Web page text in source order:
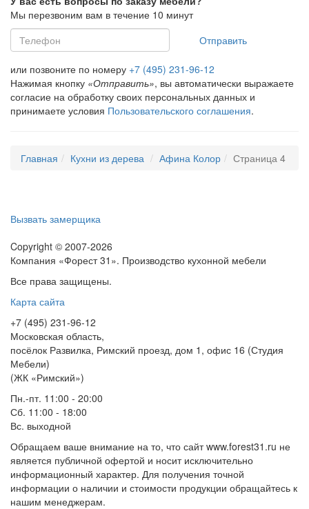
Мы перезвоним вам в течение 10 минут
Отправить
или позвоните по номеру +7 (495) 231-96-12
Нажимая кнопку «Отправить», вы автоматически выражаете
согласие на обработку своих персональных данных и
принимаете условия Пользовательского соглашения.
Главная Кухни из дерева Афина Колор Страница 4
Вызвать замерщика
Copyright © 2007-2026
Компания «Форест 31». Производство кухонной мебели
Все права защищены.
Карта сайта
+7 (495) 231-96-12
Московская область,
посёлок Развилка, Римский проезд, дом 1, офис 16 (Студия
Мебели)
(ЖК «Римский»)
Пн.-пт. 11:00 - 20:00
Сб. 11:00 - 18:00
Вс. выходной
Обращаем ваше внимание на то, что сайт www.forest31.ru не
является публичной офертой и носит исключительно
информационный характер. Для получения точной
информации о наличии и стоимости продукции обращайтесь к
нашим менеджерам.